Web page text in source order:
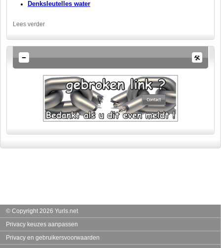
Denksleutelles water
Lees verder
© Copyright 2026 Yurls.net
Privacy keuzes aanpassen
Privacy en gebruikersvoorwaarden